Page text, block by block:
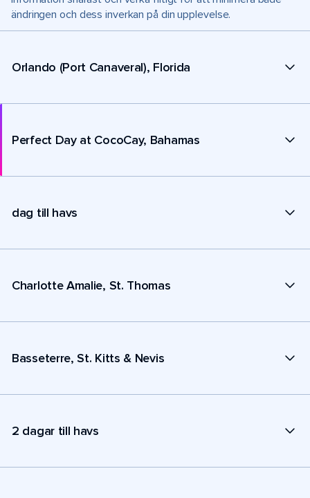
ändringen och dess inverkan på din upplevelse.
Orlando (Port Canaveral), Florida
Perfect Day at CocoCay, Bahamas
dag till havs
Charlotte Amalie, St. Thomas
Basseterre, St. Kitts & Nevis
2 dagar till havs